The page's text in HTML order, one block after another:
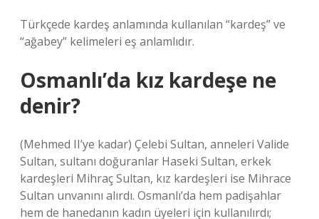
Türkçede kardeş anlamında kullanılan “kardeş” ve
“ağabey” kelimeleri eş anlamlıdır.
Osmanlı’da kız kardeşe ne
denir?
(Mehmed II’ye kadar) Çelebi Sultan, anneleri Valide
Sultan, sultanı doğuranlar Haseki Sultan, erkek
kardeşleri Mihraç Sultan, kız kardeşleri ise Mihrace
Sultan unvanını alırdı. Osmanlı’da hem padişahlar
hem de hanedanın kadın üyeleri için kullanılırdı;